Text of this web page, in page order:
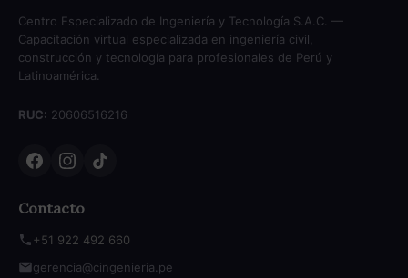
Centro Especializado de Ingeniería y Tecnología S.A.C. —
Capacitación virtual especializada en ingeniería civil,
construcción y tecnología para profesionales de Perú y
Latinoamérica.
RUC: 20606516216
Contacto
+51 922 492 660
gerencia@cingenieria.pe